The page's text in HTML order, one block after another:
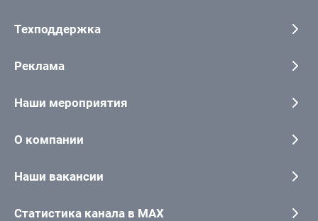
Техподдержка
Реклама
Наши мероприятия
О компании
Наши вакансии
Статистика канала в MAX